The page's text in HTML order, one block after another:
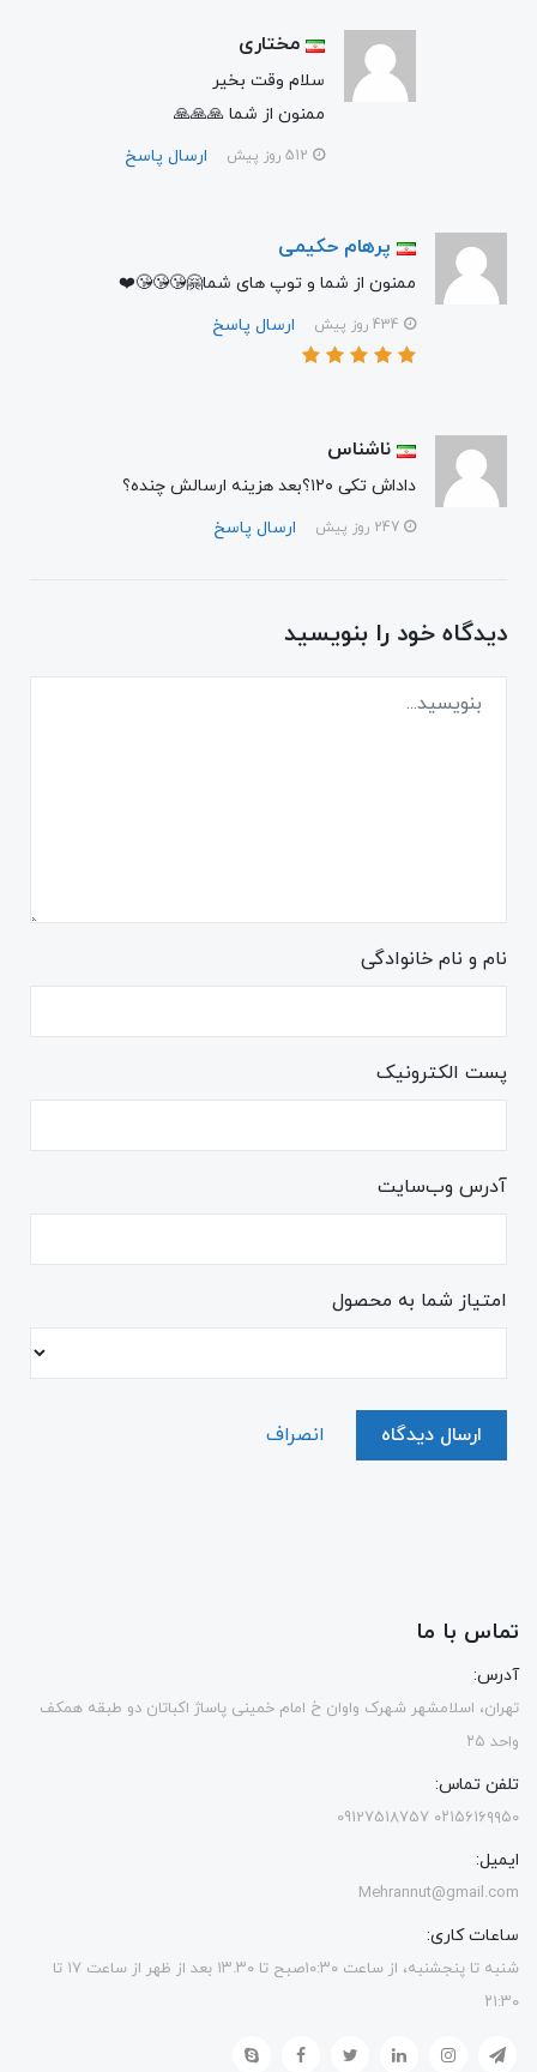
مختاری
سلام وقت بخیر
ممنون از شما 🙏🙏🙏
ارسال پاسخ
پرهام حکیمی
ممنون از شما و توپ های شما🤗😘😘😘❤️
ارسال پاسخ
ناشناس
داداش تکی ۱۲۰؟بعد هزینه ارسالش چنده؟
ارسال پاسخ
دیدگاه خود را بنویسید
نام و نام خانوادگی
پست الکترونیک
آدرس وب‌سایت
امتیاز شما به محصول
ارسال دیدگاه انصراف
تماس با ما
آدرس:
تهران، اسلامشهر شهرک واوان خ امام خمینی پاساژ اکباتان دو طبقه همکف
واحد ۲۵
تلفن تماس:
۰۲۱۵۶۱۶۹۹۵۰ 09127518757
ایمیل:
Mehrannut@gmail.com
ساعات کاری:
شنبه تا پنجشنبه، از ساعت ۱۰:۳۰صبح تا ۱۳.۳۰ بعد از ظهر از ساعت ۱۷ تا
۲۱:۳۰